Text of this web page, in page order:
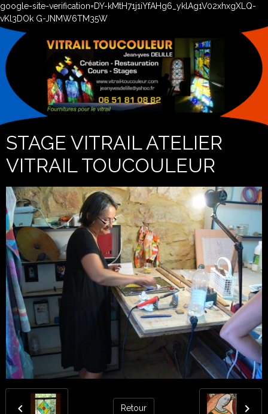
google-site-verification=DY-kMtH71j1iYfAHg6_yklAg1V02xhxgXLQ-
vKl3DOk G-JNMW6TM35W
STAGE VITRAIL ATELIER
VITRAIL TOUCOULEUR
Retour